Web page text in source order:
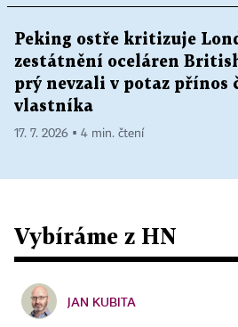
Peking ostře kritizuje
zestátnění oceláren
prý nevzali v potaz přínos
vlastníka
17. 7. 2026 ▪ 4 min. čtení
Vybíráme z HN
JAN KUBITA